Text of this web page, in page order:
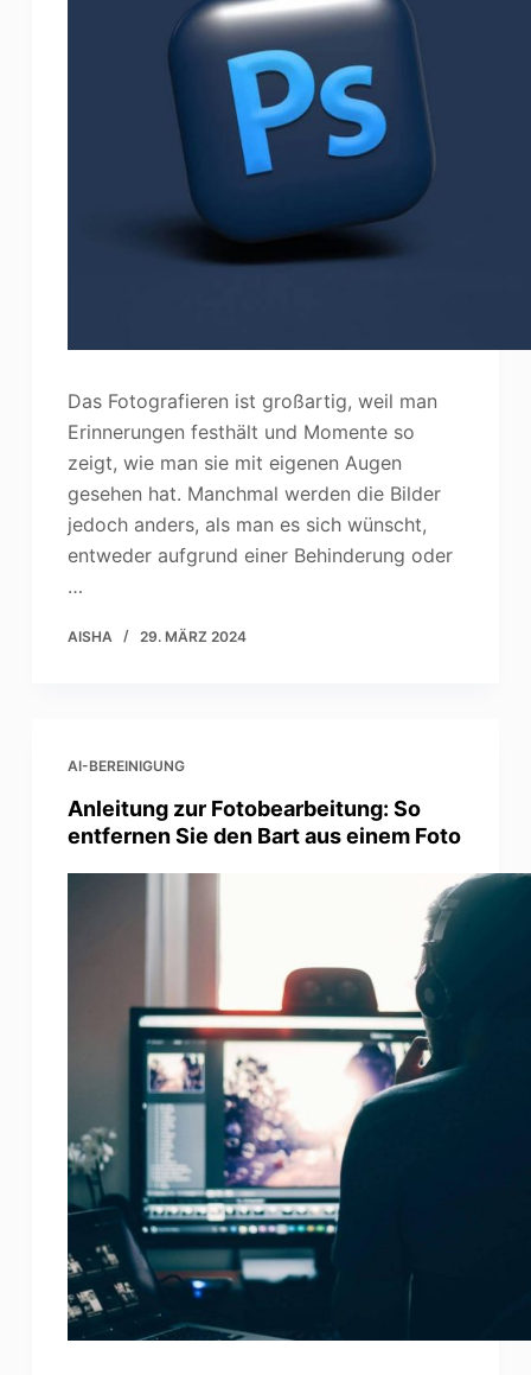
Das Fotografieren ist großartig, weil man
Erinnerungen festhält und Momente so
zeigt, wie man sie mit eigenen Augen
gesehen hat. Manchmal werden die Bilder
jedoch anders, als man es sich wünscht,
entweder aufgrund einer Behinderung oder
…
AISHA 29. MÄRZ 2024
AI-BEREINIGUNG
Anleitung zur Fotobearbeitung: So
entfernen Sie den Bart aus einem Foto